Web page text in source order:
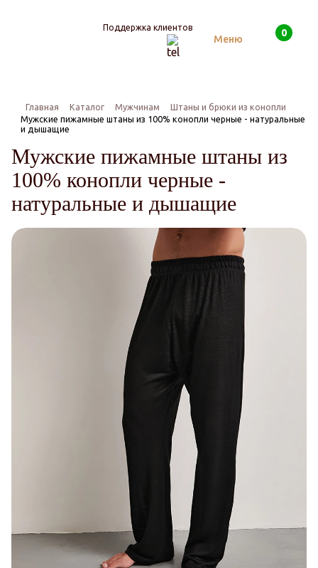
Поддержка клиентов
Меню
Поиск 0
Главная Каталог Мужчинам
Штаны и брюки из конопли
Мужские пижамные штаны из 100% конопли черные - натуральные
и дышащие
Мужские пижамные штаны из
100% конопли черные -
натуральные и дышащие